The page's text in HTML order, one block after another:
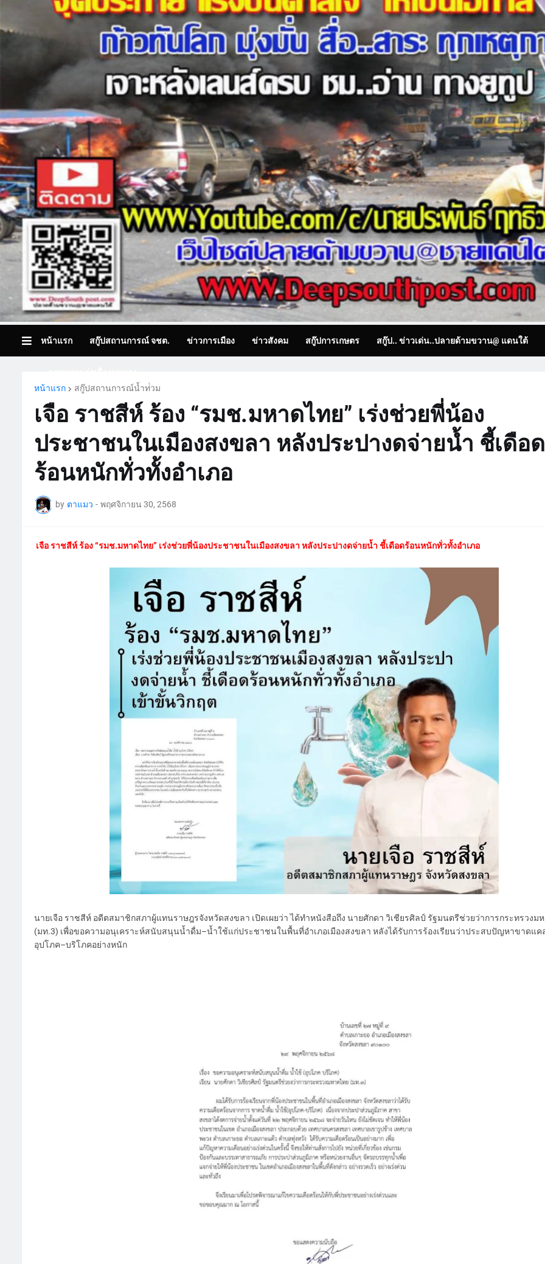
หน้าแรก สกู๊ปสถานการณ์ จชต. ข่าวการเมือง ข่าวสังคม สกู๊ปการเกษตร สกู๊ป.. ข่าวเด่น..ปลายด้ามขวาน@ แดนใต้
หน้าแรก
สกู๊ปสถานการณ์น้ำท่่วม
เจือ ราชสีห์ ร้อง “รมช.มหาดไทย” เร่งช่วยพี่น้อง
ประชาชนในเมืองสงขลา หลังประปางดจ่ายน้ำ ชี้เดือด
ร้อนหนักทั่วทั้งอำเภอ
by ตาแมว - พฤศจิกายน 30, 2568
เจือ ราชสีห์ ร้อง “รมช.มหาดไทย” เร่งช่วยพี่น้องประชาชนในเมืองสงขลา หลังประปางดจ่ายน้ำ ชี้เดือดร้อนหนักทั่วทั้งอำเภอ
นายเจือ ราชสีห์ อดีตสมาชิกสภาผู้แทนราษฎรจังหวัดสงขลา เปิดเผยว่า ได้ทำหนังสือถึง นายศักดา วิเชียรศิลป์ รัฐมนตรีช่วยว่าการกระทรวงม
(มท.3) เพื่อขอความอนุเคราะห์สนับสนุนน้ำดื่ม–น้ำใช้แก่ประชาชนในพื้นที่อำเภอเมืองสงขลา หลังได้รับการร้องเรียนว่าประสบปัญหาขาดแ
อุปโภค–บริโภคอย่างหนัก